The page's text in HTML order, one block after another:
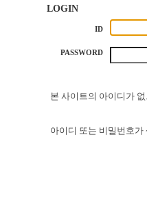
LOGIN
ID
PASSWORD
본 사이트의 아이디가
아이디 또는 비밀번호가